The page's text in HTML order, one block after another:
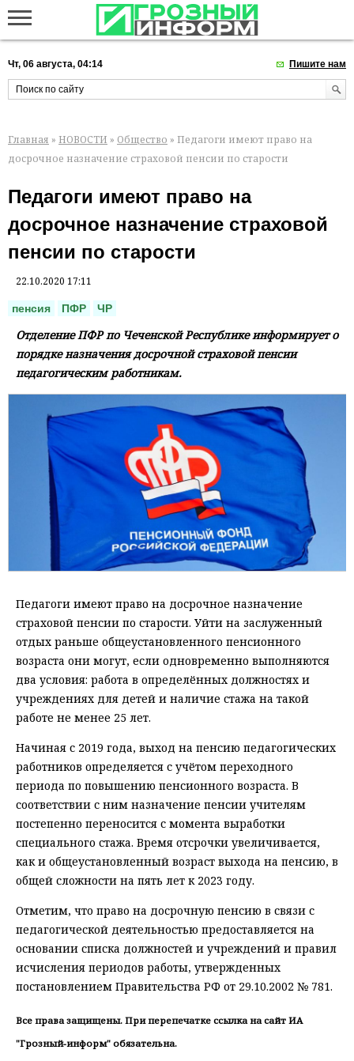
Чт, 06 августа, 04:14 Пишите нам
Главная » НОВОСТИ » Общество » Педагоги имеют право на
досрочное назначение страховой пенсии по старости
Педагоги имеют право на
досрочное назначение страховой
пенсии по старости
22.10.2020 17:11
пенсия ПФР ЧР
Отделение ПФР по Чеченской Республике информирует о
порядке назначения досрочной страховой пенсии
педагогическим работникам.
Педагоги имеют право на досрочное назначение
страховой пенсии по старости. Уйти на заслуженный
отдых раньше общеустановленного пенсионного
возраста они могут, если одновременно выполняются
два условия: работа в определённых должностях и
учреждениях для детей и наличие стажа на такой
работе не менее 25 лет.
Начиная с 2019 года, выход на пенсию педагогических
работников определяется с учётом переходного
периода по повышению пенсионного возраста. В
соответствии с ним назначение пенсии учителям
постепенно переносится с момента выработки
специального стажа. Время отсрочки увеличивается,
как и общеустановленный возраст выхода на пенсию, в
общей сложности на пять лет к 2023 году.
Отметим, что право на досрочную пенсию в связи с
педагогической деятельностью предоставляется на
основании списка должностей и учреждений и правил
исчисления периодов работы, утвержденных
постановлением Правительства РФ от 29.10.2002 № 781.
Все права защищены. При перепечатке ссылка на сайт ИА
"Грозный-информ" обязательна.